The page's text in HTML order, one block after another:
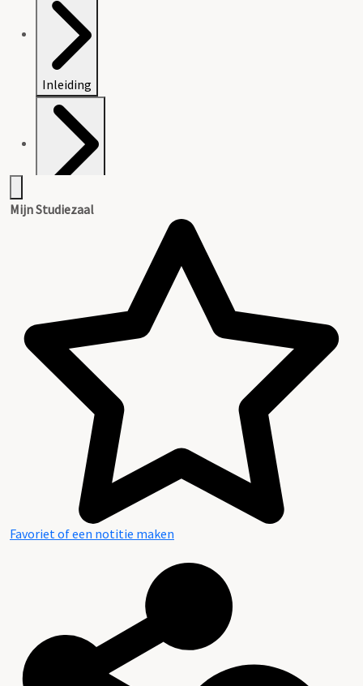
Inleiding
Mijn Studiezaal
Favoriet of een notitie maken